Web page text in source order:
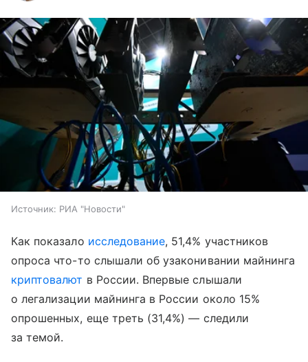
Источник: РИА "Новости"
Как показало исследование, 51,4% участников
опроса что-то слышали об узаконивании майнинга
криптовалют в России. Впервые слышали
о легализации майнинга в России около 15%
опрошенных, еще треть (31,4%) — следили
за темой.